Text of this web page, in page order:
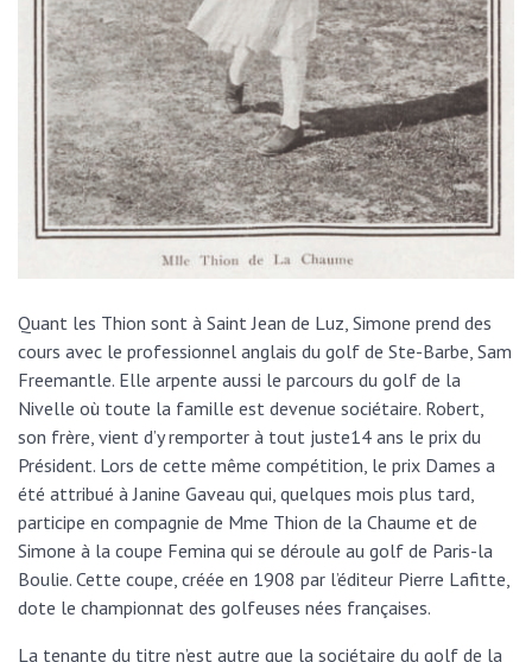
Quant les Thion sont à Saint Jean de Luz, Simone prend des
cours avec le professionnel anglais du golf de Ste-Barbe, Sam
Freemantle. Elle arpente aussi le parcours du golf de la
Nivelle où toute la famille est devenue sociétaire. Robert,
son frère, vient d’y remporter à tout juste14 ans le prix du
Président. Lors de cette même compétition, le prix Dames a
été attribué à Janine Gaveau qui, quelques mois plus tard,
participe en compagnie de Mme Thion de la Chaume et de
Simone à la coupe Femina qui se déroule au golf de Paris-la
Boulie. Cette coupe, créée en 1908 par l’éditeur Pierre Lafitte,
dote le championnat des golfeuses nées françaises.
La tenante du titre n’est autre que la sociétaire du golf de la